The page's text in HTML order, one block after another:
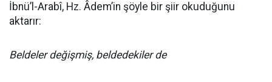
İbnü’l-Arabî, Hz. Âdem’in şöyle bir şiir okuduğunu
aktarır:
Beldeler değişmiş, beldedekiler de